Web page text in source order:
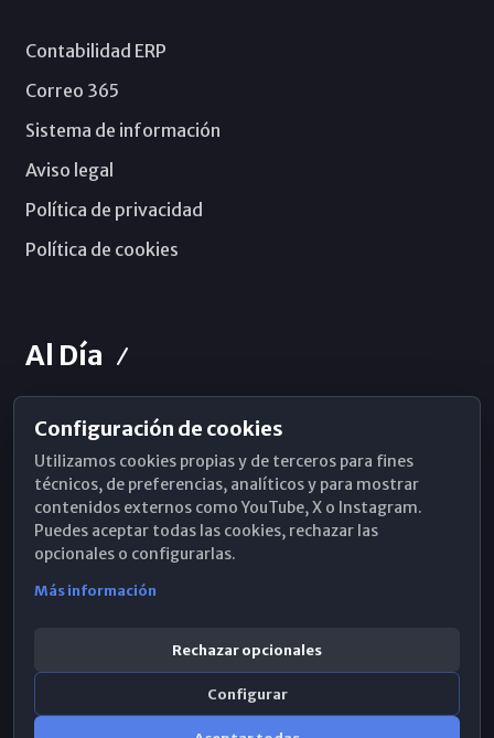
Contabilidad ERP
Correo 365
Sistema de información
Aviso legal
Política de privacidad
Política de cookies
Al Día
Horarios de Misa
Hemeroteca
WhatsApp
Configuración de cookies
Utilizamos cookies propias y de terceros para fines
técnicos, de preferencias, analíticos y para mostrar
contenidos externos como YouTube, X o Instagram.
Puedes aceptar todas las cookies, rechazar las
opcionales o configurarlas.
Más información
Rechazar opcionales
Configurar